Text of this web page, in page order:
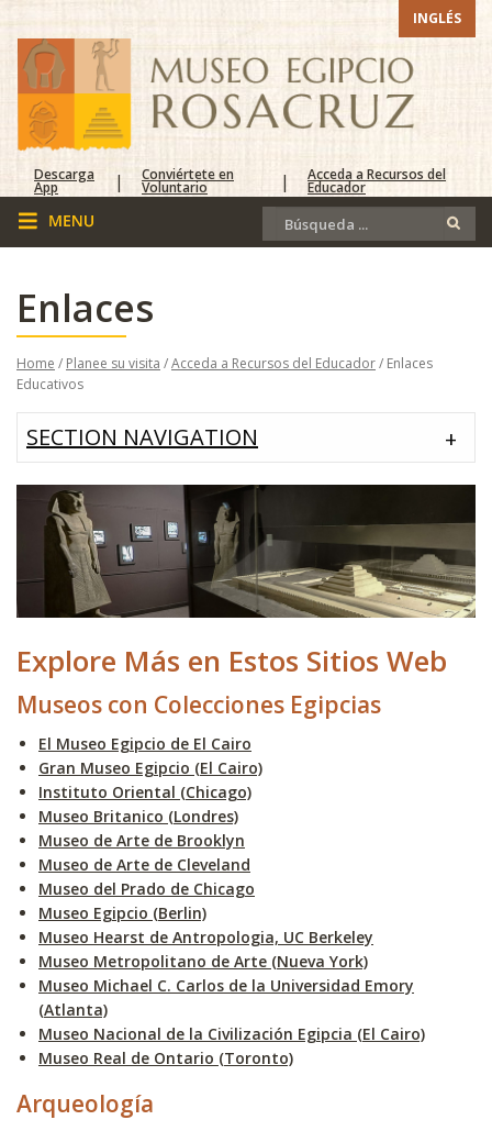
INGLÉS
Descarga
App | Conviértete en
Voluntario | Acceda a Recursos del
Educador
Enlaces
Home / Planee su visita /Acceda a Recursos del Educador/ Enlaces
Educativos
SECTION NAVIGATION
Explore Más en Estos Sitios Web
Museos con Colecciones Egipcias
El Museo Egipcio de El Cairo
Gran Museo Egipcio (El Cairo)
Instituto Oriental (Chicago)
Museo Britanico (Londres)
Museo de Arte de Brooklyn
Museo de Arte de Cleveland
Museo del Prado de Chicago
Museo Egipcio (Berlin)
Museo Hearst de Antropologia, UC Berkeley
Museo Metropolitano de Arte (Nueva York)
Museo Michael C. Carlos de la Universidad Emory
(Atlanta)
Museo Nacional de la Civilización Egipcia (El Cairo)
Museo Real de Ontario (Toronto)
Arqueología